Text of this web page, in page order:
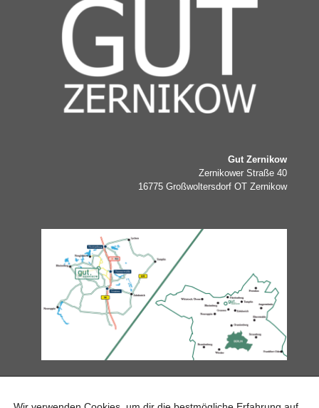
Gut Zernikow
Zernikower Straße 40
16775 Großwoltersdorf OT Zernikow
ANGEBOTE & AKTIVITÄTEN